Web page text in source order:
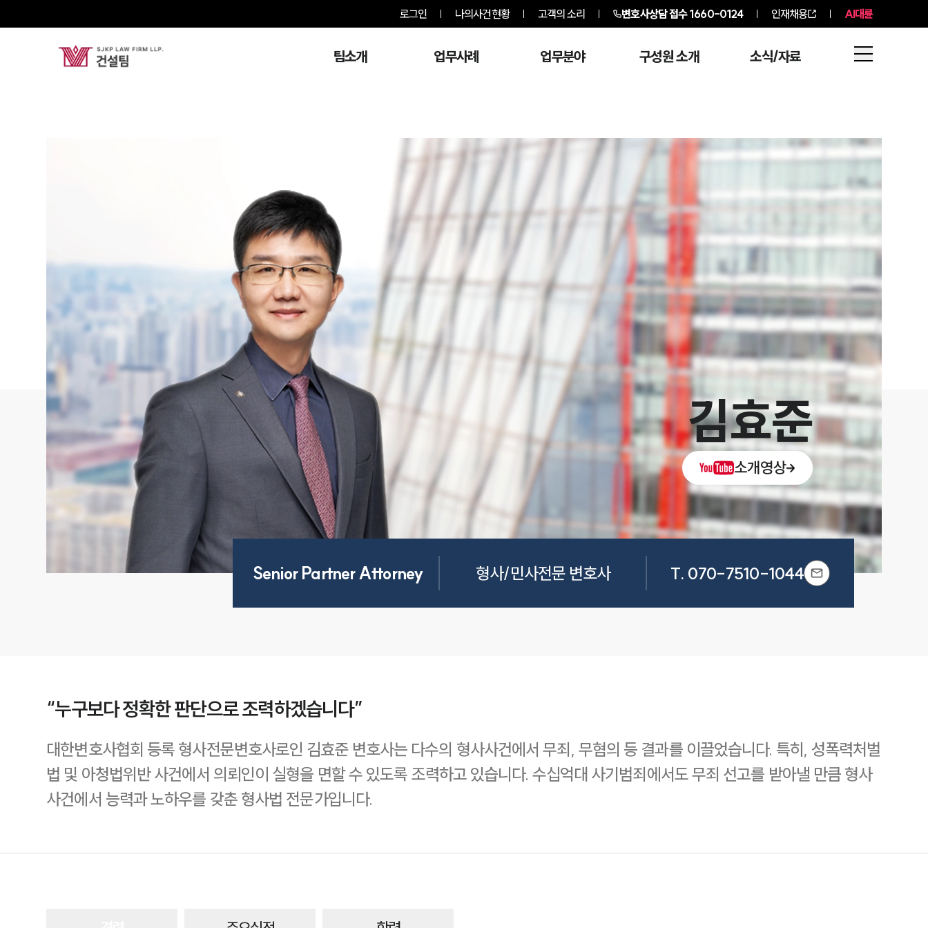
로그인 나의사건현황 고객의 소리 변호사상담 접수1660-0124 인재채용 AI대륜
팀소개 업무사례 업무분야 구성원 소개 소식/자료
김효준
소개영상
Senior Partner Attorney 형사/민사전문 변호사 T. 070-7510-1044
“누구보다 정확한 판단으로 조력하겠습니다”
대한변호사협회 등록 형사전문변호사로인 김효준 변호사는 다수의 형사사건에서 무죄, 무혐의 등 결과를 이끌었습니다. 특히, 성폭력처벌
법 및 아청법위반 사건에서 의뢰인이 실형을 면할 수 있도록 조력하고 있습니다. 수십억대 사기범죄에서도 무죄 선고를 받아낼 만큼 형사
사건에서 능력과 노하우를 갖춘 형사법 전문가입니다.